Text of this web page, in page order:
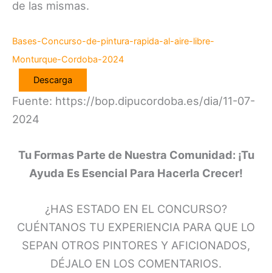
de las mismas.
Bases-Concurso-de-pintura-rapida-al-aire-libre-
Monturque-Cordoba-2024
Descarga
Fuente: https://bop.dipucordoba.es/dia/11-07-
2024
Tu Formas Parte de Nuestra Comunidad: ¡Tu
Ayuda Es Esencial Para Hacerla Crecer!
¿HAS ESTADO EN EL CONCURSO?
CUÉNTANOS TU EXPERIENCIA PARA QUE LO
SEPAN OTROS PINTORES Y AFICIONADOS,
DÉJALO EN LOS COMENTARIOS.